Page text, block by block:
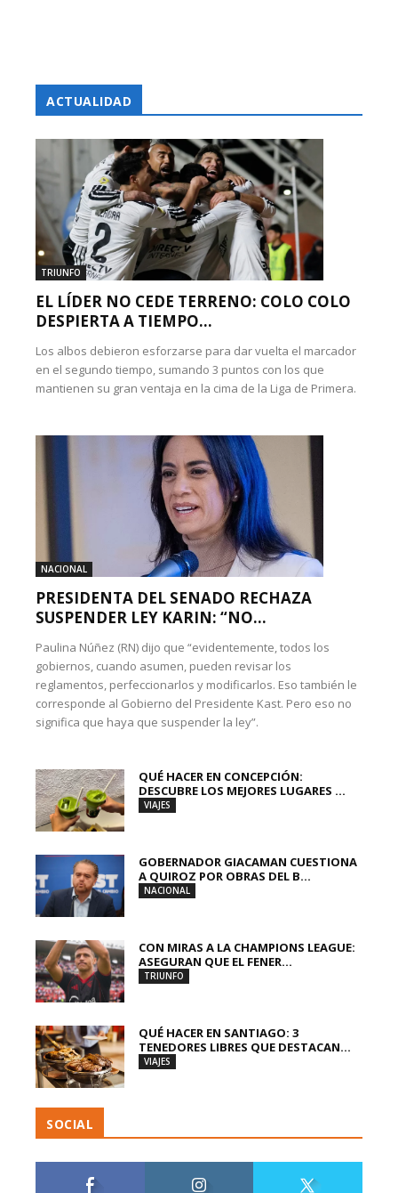
ACTUALIDAD
TRIUNFO
EL LÍDER NO CEDE TERRENO: COLO COLO
DESPIERTA A TIEMPO...
Los albos debieron esforzarse para dar vuelta el marcador
en el segundo tiempo, sumando 3 puntos con los que
mantienen su gran ventaja en la cima de la Liga de Primera.
NACIONAL
PRESIDENTA DEL SENADO RECHAZA
SUSPENDER LEY KARIN: “NO...
Paulina Núñez (RN) dijo que “evidentemente, todos los
gobiernos, cuando asumen, pueden revisar los
reglamentos, perfeccionarlos y modificarlos. Eso también le
corresponde al Gobierno del Presidente Kast. Pero eso no
significa que haya que suspender la ley”.
QUÉ HACER EN CONCEPCIÓN:
DESCUBRE LOS MEJORES LUGARES ...
VIAJES
GOBERNADOR GIACAMAN CUESTIONA
A QUIROZ POR OBRAS DEL B...
NACIONAL
CON MIRAS A LA CHAMPIONS LEAGUE:
ASEGURAN QUE EL FENER...
TRIUNFO
QUÉ HACER EN SANTIAGO: 3
TENEDORES LIBRES QUE DESTACAN...
VIAJES
SOCIAL